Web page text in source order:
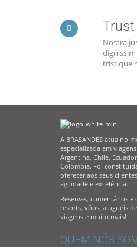
Nostra
tristique
A BRASANDES atua no
especializada em
Argentina, Chile,
Colombia. Foi
oferecer aos seus
agilidade e excelência.
Reservas, comentários
resorts, vôos, aluguéis
viagens e muito mais!
QUEM NÓS